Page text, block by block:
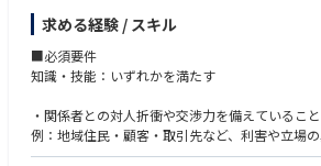
くとともに、プロジェクト人財の育成にも取り組
しています。
長期（5年以上）：今までの経験を踏まえ、原子
ロジェクトを統括する責任者として、マネジメン
待しています。
・開発
・生産技術
●歓迎要件
・工場設備や機械設備、関連工事に関する技術
・大型PJにおけるプロジェクトマネジメントス
託先と連携しながら業務を遂行していきます。
【業務詳細】
・計画・技術系職場からの依頼に基づく地域・地
・工務部建設センター各グループ、各総支社管
社との調整
求める経験 / スキル
■必須要件
知識・技能：いずれかを満たす
・関係者との対人折衝や交渉力を備えていること
例：地域住民・顧客・取引先など、利害や立場
意形成を伴う業務経験